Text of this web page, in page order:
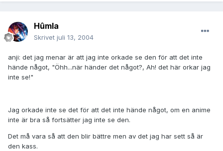
Hûmla
Skrivet juli 13, 2004
anji: det jag menar är att jag inte orkade se den för att det inte
hände något, "Öhh...när händer det något?, Ah! det här orkar jag
inte se!"
Jag orkade inte se det för att det inte hände något, om en anime
inte är bra så fortsätter jag inte se den.
Det må vara så att den blir bättre men av det jag har sett så är
den kass.